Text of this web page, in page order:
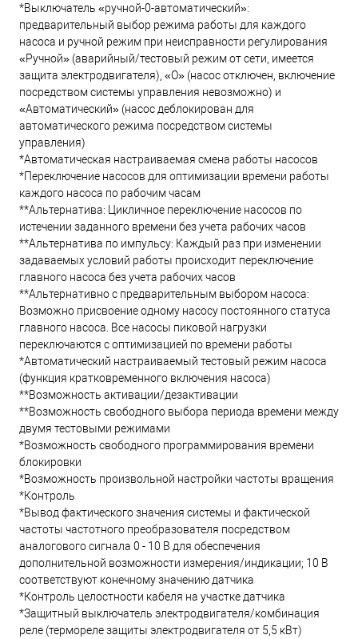
*Выключатель «ручной-0-автоматический»:
предварительный выбор режима работы для каждого
насоса и ручной режим при неисправности регулирования
«Ручной» (аварийный/тестовый режим от сети, имеется
защита электродвигателя), «O» (насос отключен, включение
посредством системы управления невозможно) и
«Автоматический» (насос деблокирован для
автоматического режима посредством системы
управления)
*Автоматическая настраиваемая смена работы насосов
*Переключение насосов для оптимизации времени работы
каждого насоса по рабочим часам
**Альтернатива: Цикличное переключение насосов по
истечении заданного времени без учета рабочих часов
**Альтернатива по импульсу: Каждый раз при изменении
задаваемых условий работы происходит переключение
главного насоса без учета рабочих часов
**Альтернативно с предварительным выбором насоса:
Возможно присвоение одному насосу постоянного статуса
главного насоса. Все насосы пиковой нагрузки
переключаются с оптимизацией по времени работы
*Автоматический настраиваемый тестовый режим насоса
(функция кратковременного включения насоса)
**Возможность активации/дезактивации
**Возможность свободного выбора периода времени между
двумя тестовыми режимами
*Возможность свободного программирования времени
блокировки
*Возможность произвольной настройки частоты вращения
*Контроль
*Вывод фактического значения системы и фактической
частоты частотного преобразователя посредством
аналогового сигнала 0 - 10 В для обеспечения
дополнительной возможности измерения/индикации; 10 В
соответствуют конечному значению датчика
*Контроль целостности кабеля на участке датчика
*Защитный выключатель электродвигателя/комбинация
реле (термореле защиты электродвигателя от 5,5 кВт)